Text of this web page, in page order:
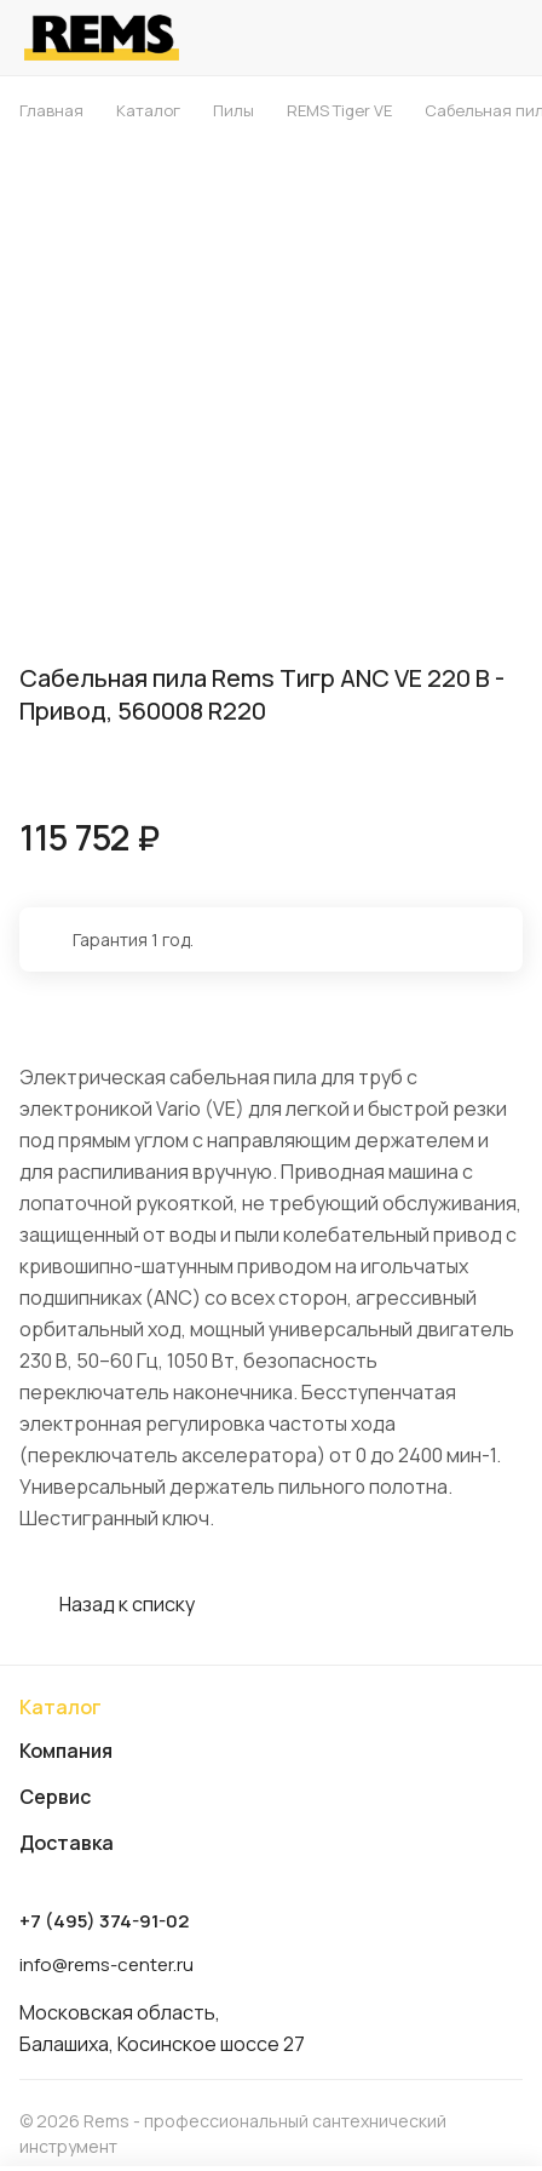
Главная Каталог Пилы REMS Tiger VE Сабельная
Сабельная пила Rems Тигр ANC VE 220 B -
Привод, 560008 R220
115 752 ₽
Гарантия 1 год.
Электрическая сабельная пила для труб с
электроникой Vario (VE) для легкой и быстрой резки
под прямым углом с направляющим держателем и
для распиливания вручную. Приводная машина с
лопаточной рукояткой, не требующий обслуживания,
защищенный от воды и пыли колебательный привод с
кривошипно-шатунным приводом на игольчатых
подшипниках (ANC) со всех сторон, агрессивный
орбитальный ход, мощный универсальный двигатель
230 В, 50–60 Гц, 1050 Вт, безопасность
переключатель наконечника. Бесступенчатая
электронная регулировка частоты хода
(переключатель акселератора) от 0 до 2400 мин-1.
Универсальный держатель пильного полотна.
Шестигранный ключ.
Назад к списку
Каталог
Компания
Сервис
Доставка
+7 (495) 374-91-02
info@rems-center.ru
Московская область,
Балашиха, Косинское шоссе 27
© 2026 Rems - профессиональный сантехнический
инструмент